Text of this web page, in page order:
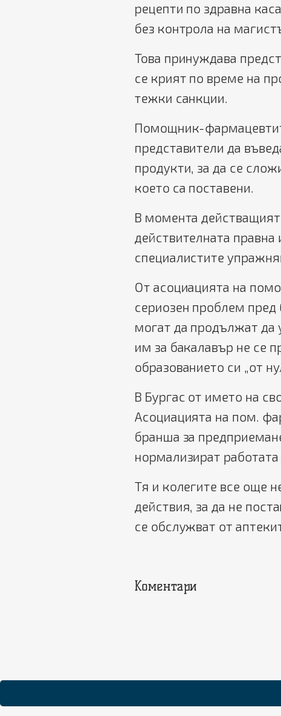
рецепти по здравна
без контрола на
Това принуждава
се крият по време на
тежки санкции.
Помощник-
представители да
продукти, за да се
което са поставени.
В момента действащият
действителната
специалистите
От асоциацията на
сериозен проблем пред
могат да продължат да
им за бакалавър не се
образованието си „от
В Бургас от името на
Асоциацията на пом.
бранша за
нормализират
Тя и колегите все още
действия, за да не
се обслужват от
Коментари